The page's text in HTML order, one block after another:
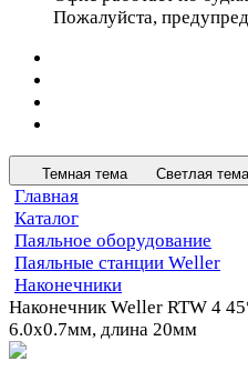
Пожалуйста,
Темная тема Светлая тема
Главная
Каталог
Паяльное оборудование
Паяльные станции Weller
Наконечники
Наконечник Weller RTW 4
6.0х0.7мм, длина 20мм